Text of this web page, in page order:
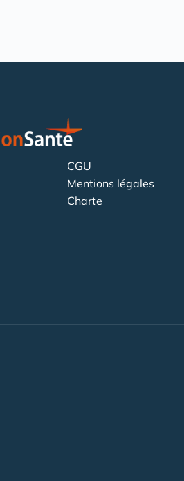
CGU
Mentions légales
Charte